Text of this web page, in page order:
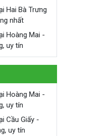
Hai Bà Trưng
nhất
Hoàng Mai -
uy tín
Hoàng Mai -
uy tín
Cầu Giấy -
uy tín